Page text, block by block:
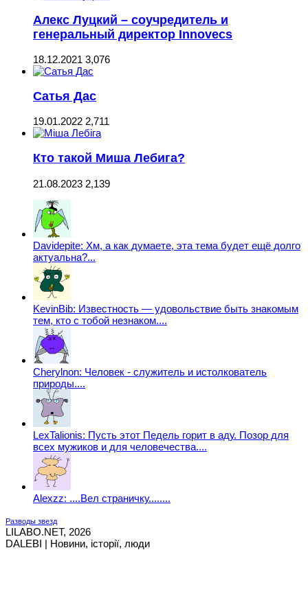
Алекс Луцкий – соучредитель и
генеральный директор Innovecs
18.12.2021 3,076
Сатья Дас
19.01.2022 2,711
Кто такой Миша Лебига?
21.08.2023 2,139
Davidepite: Хм, а как думаете, эта тема будет ещё долго
актуальна?...
KevinBib: Известность — удовольствие быть знакомым
тем, кто с тобой незнаком....
Cherylnon: Человек - служитель и истолкователь
природы....
LexTalionis: Пусть этот Педель горит в аду. Позор для
всех мужиков и для человечества....
Alexzz: ....Вел страничку........
Разводы звезд
LILABO.NET, 2026
DALEBI | Новини, історії, люди